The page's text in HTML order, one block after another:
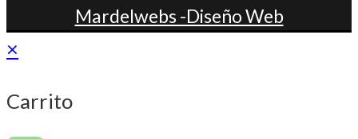
pestañaMardelwebs -Diseño Web
×
Carrito